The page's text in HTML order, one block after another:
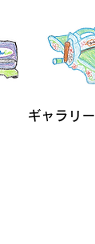
ギャラリー